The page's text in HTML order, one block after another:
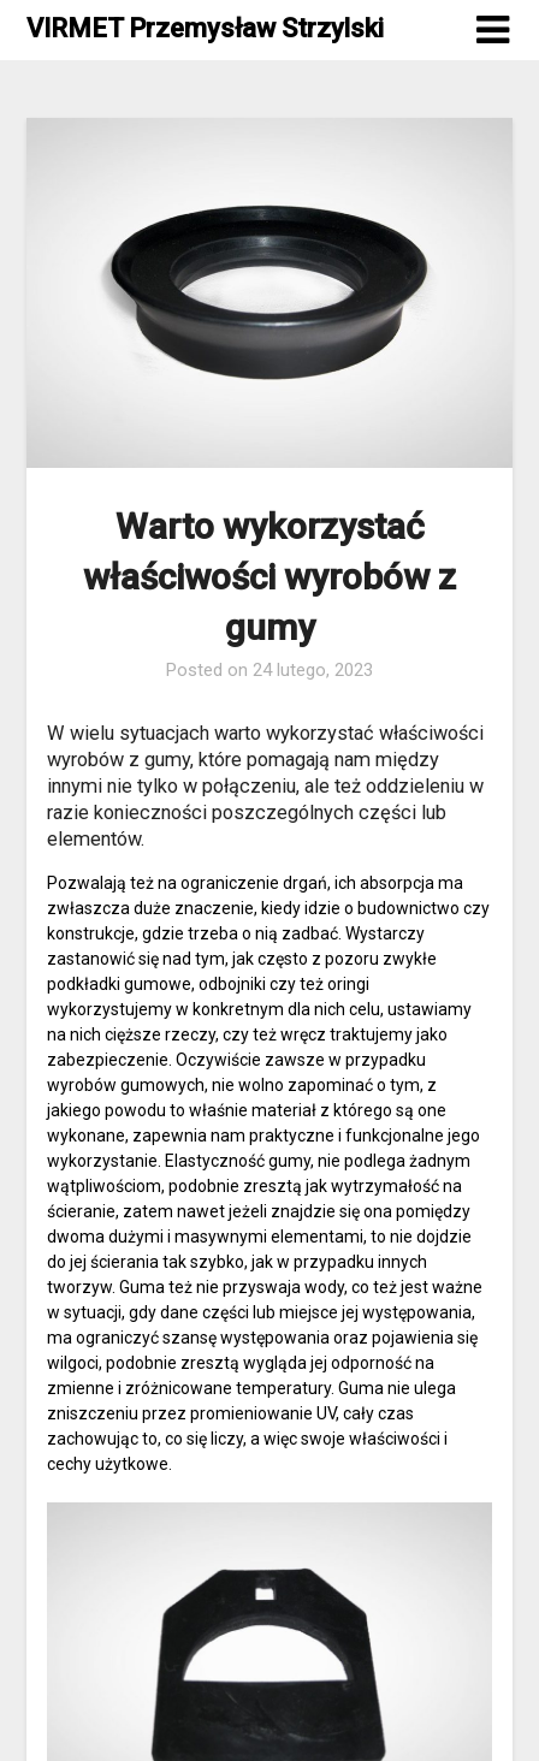
SkipVIRMET Przemysław Strzylski
Warto wykorzystać
właściwości wyrobów z
gumy
Posted on 24 lutego, 2023
W wielu sytuacjach warto wykorzystać właściwości
wyrobów z gumy, które pomagają nam między
innymi nie tylko w połączeniu, ale też oddzieleniu w
razie konieczności poszczególnych części lub
elementów.
Pozwalają też na ograniczenie drgań, ich absorpcja ma
zwłaszcza duże znaczenie, kiedy idzie o budownictwo czy
konstrukcje, gdzie trzeba o nią zadbać. Wystarczy
zastanowić się nad tym, jak często z pozoru zwykłe
podkładki gumowe, odbojniki czy też oringi
wykorzystujemy w konkretnym dla nich celu, ustawiamy
na nich cięższe rzeczy, czy też wręcz traktujemy jako
zabezpieczenie. Oczywiście zawsze w przypadku
wyrobów gumowych, nie wolno zapominać o tym, z
jakiego powodu to właśnie materiał z którego są one
wykonane, zapewnia nam praktyczne i funkcjonalne jego
wykorzystanie. Elastyczność gumy, nie podlega żadnym
wątpliwościom, podobnie zresztą jak wytrzymałość na
ścieranie, zatem nawet jeżeli znajdzie się ona pomiędzy
dwoma dużymi i masywnymi elementami, to nie dojdzie
do jej ścierania tak szybko, jak w przypadku innych
tworzyw. Guma też nie przyswaja wody, co też jest ważne
w sytuacji, gdy dane części lub miejsce jej występowania,
ma ograniczyć szansę występowania oraz pojawienia się
wilgoci, podobnie zresztą wygląda jej odporność na
zmienne i zróżnicowane temperatury. Guma nie ulega
zniszczeniu przez promieniowanie UV, cały czas
zachowując to, co się liczy, a więc swoje właściwości i
cechy użytkowe.